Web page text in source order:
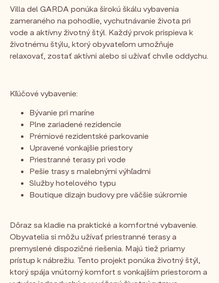
Villa del GARDA ponúka širokú škálu vybavenia
zameraného na pohodlie, vychutnávanie života pri
vode a aktívny životný štýl. Každý prvok prispieva k
životnému štýlu, ktorý obyvateľom umožňuje
relaxovať, zostať aktívni alebo si užívať chvíle oddychu.
Kľúčové vybavenie:
Bývanie pri maríne
Plne zariadené rezidencie
Prémiové rezidentské parkovanie
Upravené vonkajšie priestory
Priestranné terasy pri vode
Pešie trasy s malebnými výhľadmi
Služby hotelového typu
Boutique dizajn budovy pre väčšie súkromie
Dôraz sa kladie na praktické a komfortné vybavenie.
Obyvatelia si môžu užívať priestranné terasy a
premyslené dispozičné riešenia. Majú tiež priamy
prístup k nábrežiu. Tento projekt ponúka životný štýl,
ktorý spája vnútorný komfort s vonkajším priestorom a